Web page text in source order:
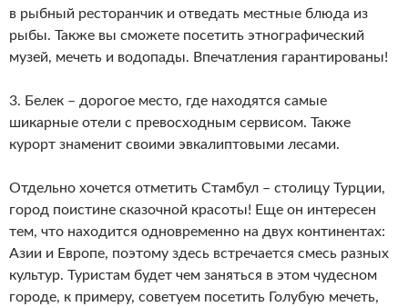
в рыбный ресторанчик и отведать местные блюда из
рыбы. Также вы сможете посетить этнографический
музей, мечеть и водопады. Впечатления гарантированы!
3. Белек – дорогое место, где находятся самые
шикарные отели с превосходным сервисом. Также
курорт знаменит своими эвкалиптовыми лесами.
Отдельно хочется отметить Стамбул – столицу Турции,
город поистине сказочной красоты! Еще он интересен
тем, что находится одновременно на двух континентах:
Азии и Европе, поэтому здесь встречается смесь разных
культур. Туристам будет чем заняться в этом чудесном
городе, к примеру, советуем посетить Голубую мечеть,